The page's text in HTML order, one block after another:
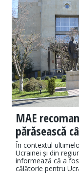
MAE
părăsească
În contextul
Ucrainei și din
informează că a
călătorie pentru